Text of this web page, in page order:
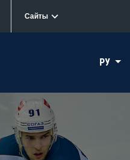
Сайты
РУ